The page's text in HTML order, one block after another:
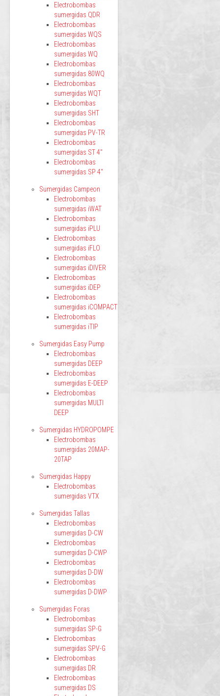
Electrobombas
sumergidas QDR
Electrobombas
sumergidas WQS
Electrobombas
sumergidas WQ
Electrobombas
sumergidas 80WQ
Electrobombas
sumergidas WQT
Electrobombas
sumergidas SHT
Electrobombas
sumergidas PV-TR
Electrobombas
sumergidas ST 4"
Electrobombas
sumergidas SP 4"
Sumergidas Campeon
Electrobombas
sumergidas iWAT
Electrobombas
sumergidas iPLU
Electrobombas
sumergidas iFLO
Electrobombas
sumergidas iDIVER
Electrobombas
sumergidas iDEP
Electrobombas
sumergidas iCOMPACT
Electrobombas
sumergidas iTIP
Sumergidas Easy Pump
Electrobombas
sumergidas DEEP
Electrobombas
sumergidas E-DEEP
Electrobombas
sumergidas MULTI
DEEP
Sumergidas HYDROPOMPE
Electrobombas
sumergidas 20MAP-
20TAP
Sumergidas Happy
Electrobombas
sumergidas VTX
Sumergidas Tallas
Electrobombas
sumergidas D-CW
Electrobombas
sumergidas D-CWP
Electrobombas
sumergidas D-DW
Electrobombas
sumergidas D-DWP
Sumergidas Foras
Electrobombas
sumergidas SP-G
Electrobombas
sumergidas SPV-G
Electrobombas
sumergidas DR
Electrobombas
sumergidas DS